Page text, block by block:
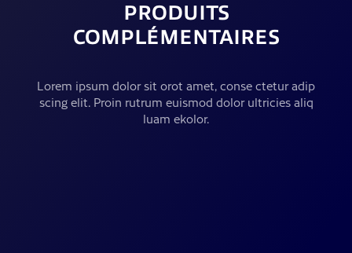
PRODUITS
COMPLÉMENTAIRES
Lorem ipsum dolor sit orot amet, conse ctetur adip
scing elit. Proin rutrum euismod dolor ultricies aliq
luam ekolor.